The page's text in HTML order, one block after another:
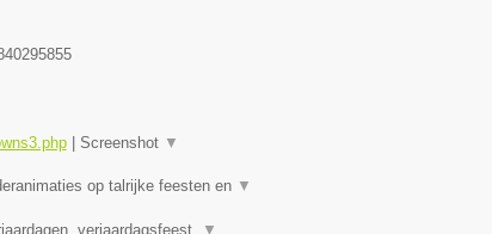
| Screenshot ▼
op talrijke feesten en ▼
verjaardagsfeest, ▼